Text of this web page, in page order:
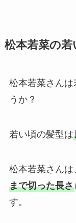
松本若菜の若
松本若菜さんは
うか？
若い頃の髪型は
松本若菜さん
まで切った長さ
す。